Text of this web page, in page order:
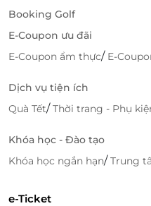
Booking Golf
E-Coupon ưu đãi
E-Coupon ẩm thực/ E-
Dịch vụ tiện ích
Quà Tết/Thời trang - Phụ
Khóa học - Đào tạo
Khóa học ngắn hạn/Trung
e-Ticket